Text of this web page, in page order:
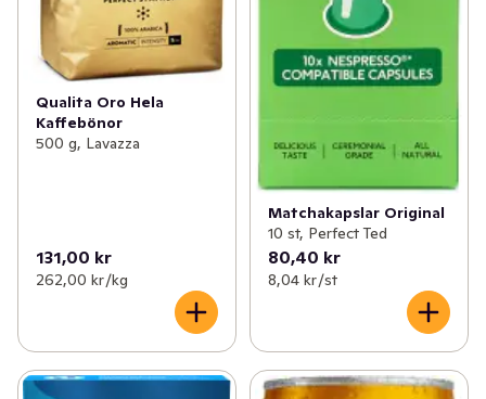
Qualita Oro Hela
Kaffebönor
500 g, Lavazza
131,00 kr
262,00 kr /kg
Matchakapslar Original
10 st, Perfect Ted
80,40 kr
8,04 kr /st